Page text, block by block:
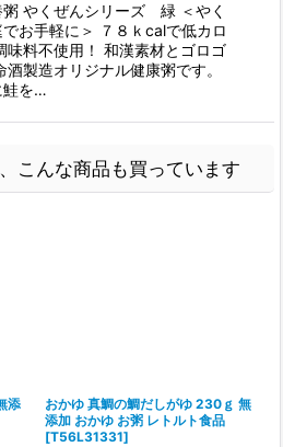
やくぜんシリーズ 緑 ＜やく
お手軽に＞ ７８ｋcalで低カロ
味料不使用！ 和漢素材とゴロゴ
酒製造オリジナル健康粥です。
鮭を…
こんな商品も買っています
添
おかゆ 真鯛の鯛だしがゆ 230ｇ 無
添加 おかゆ お粥 レトルト食品
[T56L31331]